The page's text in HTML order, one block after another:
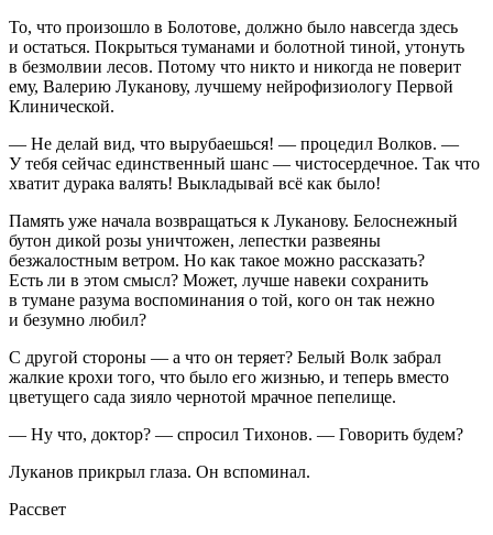
То, что произошло в Болотове, должно было навсегда здесь
и остаться. Покрыться туманами и болотной тиной, утонуть
в безмолвии лесов. Потому что никто и никогда не поверит
ему, Валерию Луканову, лучшему нейрофизиологу Первой
Клинической.
— Не делай вид, что вырубаешься! — процедил Волков. —
У тебя сейчас единственный шанс — чистосердечное. Так что
хватит дурака валять! Выкладывай всё как было!
Память уже начала возвращаться к Луканову. Белоснежный
бутон дикой розы уничтожен, лепестки развеяны
безжалостным ветром. Но как такое можно рассказать?
Есть ли в этом смысл? Может, лучше навеки сохранить
в тумане разума воспоминания о той, кого он так нежно
и безумно любил?
С другой стороны — а что он теряет? Белый Волк забрал
жалкие крохи того, что было его жизнью, и теперь вместо
цветущего сада зияло чернотой мрачное пепелище.
— Ну что, доктор? — спросил Тихонов. — Говорить будем?
Луканов прикрыл глаза. Он вспоминал.
Рассвет